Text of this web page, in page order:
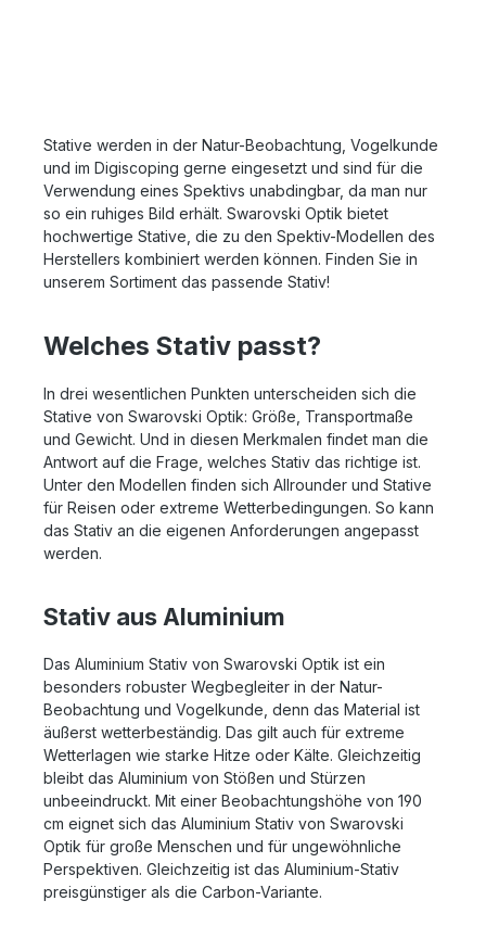
Wert auf stabile und präzise Beobachtungen legen.
Mit seiner hochwertigen Verarbeitung, einfachen
Handhabung und vielseitigen Einsatzmöglichkeiten
erfüllt er selbst die höchsten Ansprüche. Haben Sie
Fragen zu diesem Produkt, kontaktieren Sie uns gerne
telefonisch oder per Mail.
cmSchulter-Trageriemen2 Hand-Griffe2x Daisy-Chain
für BefestigungsmöglichkeitenKompressions-Riemen
Stative werden in der Natur-Beobachtung, Vogelkunde
und im Digiscoping gerne eingesetzt und sind für die
Verwendung eines Spektivs unabdingbar, da man nur
so ein ruhiges Bild erhält. Swarovski Optik bietet
hochwertige Stative, die zu den Spektiv-Modellen des
Herstellers kombiniert werden können. Finden Sie in
unserem Sortiment das passende Stativ!
Welches Stativ passt?
In drei wesentlichen Punkten unterscheiden sich die
Stative von Swarovski Optik: Größe, Transportmaße
und Gewicht. Und in diesen Merkmalen findet man die
Antwort auf die Frage, welches Stativ das richtige ist.
Unter den Modellen finden sich Allrounder und Stative
für Reisen oder extreme Wetterbedingungen. So kann
das Stativ an die eigenen Anforderungen angepasst
werden.
Stativ aus Aluminium
Das Aluminium Stativ von Swarovski Optik ist ein
besonders robuster Wegbegleiter in der Natur-
Beobachtung und Vogelkunde, denn das Material ist
äußerst wetterbeständig. Das gilt auch für extreme
Wetterlagen wie starke Hitze oder Kälte. Gleichzeitig
bleibt das Aluminium von Stößen und Stürzen
unbeeindruckt. Mit einer Beobachtungshöhe von 190
cm eignet sich das Aluminium Stativ von Swarovski
Optik für große Menschen und für ungewöhnliche
Perspektiven. Gleichzeitig ist das Aluminium-Stativ
preisgünstiger als die Carbon-Variante.